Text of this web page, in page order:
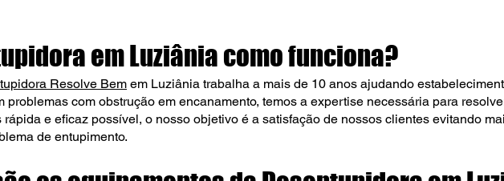
em Luziâniacomo funciona?
Resolve Bem em Luziânia trabalha a mais de 10 anos ajudando
problemas com obstrução em encanamento, temos a expertise necessária para
rápida e eficaz possível, o nosso objetivo é a satisfação de nossos clientes evitando
de entupimento.